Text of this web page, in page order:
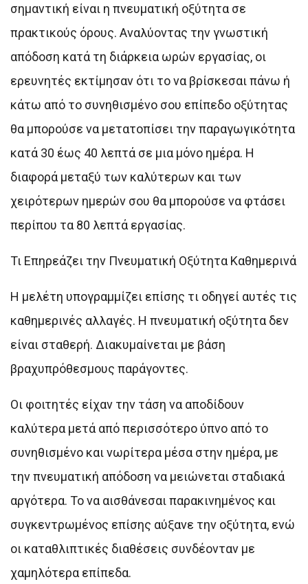
σημαντική είναι η πνευματική οξύτητα σε
πρακτικούς όρους. Αναλύοντας την γνωστική
απόδοση κατά τη διάρκεια ωρών εργασίας, οι
ερευνητές εκτίμησαν ότι το να βρίσκεσαι πάνω ή
κάτω από το συνηθισμένο σου επίπεδο οξύτητας
θα μπορούσε να μετατοπίσει την παραγωγικότητα
κατά 30 έως 40 λεπτά σε μια μόνο ημέρα. Η
διαφορά μεταξύ των καλύτερων και των
χειρότερων ημερών σου θα μπορούσε να φτάσει
περίπου τα 80 λεπτά εργασίας.
Τι Επηρεάζει την Πνευματική Οξύτητα Καθημερινά
Η μελέτη υπογραμμίζει επίσης τι οδηγεί αυτές τις
καθημερινές αλλαγές. Η πνευματική οξύτητα δεν
είναι σταθερή. Διακυμαίνεται με βάση
βραχυπρόθεσμους παράγοντες.
Οι φοιτητές είχαν την τάση να αποδίδουν
καλύτερα μετά από περισσότερο ύπνο από το
συνηθισμένο και νωρίτερα μέσα στην ημέρα, με
την πνευματική απόδοση να μειώνεται σταδιακά
αργότερα. Το να αισθάνεσαι παρακινημένος και
συγκεντρωμένος επίσης αύξανε την οξύτητα, ενώ
οι καταθλιπτικές διαθέσεις συνδέονταν με
χαμηλότερα επίπεδα.